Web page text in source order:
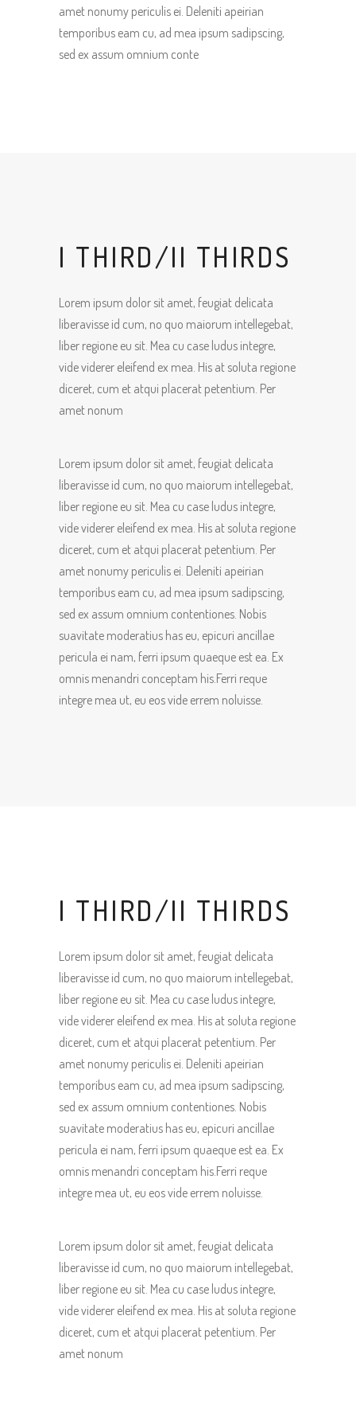
amet nonumy periculis ei. Deleniti apeirian
temporibus eam cu, ad mea ipsum sadipscing,
sed ex assum omnium conte
I THIRD/II THIRDS
Lorem ipsum dolor sit amet, feugiat delicata
liberavisse id cum, no quo maiorum intellegebat,
liber regione eu sit. Mea cu case ludus integre,
vide viderer eleifend ex mea. His at soluta regione
diceret, cum et atqui placerat petentium. Per
amet nonum
Lorem ipsum dolor sit amet, feugiat delicata
liberavisse id cum, no quo maiorum intellegebat,
liber regione eu sit. Mea cu case ludus integre,
vide viderer eleifend ex mea. His at soluta regione
diceret, cum et atqui placerat petentium. Per
amet nonumy periculis ei. Deleniti apeirian
temporibus eam cu, ad mea ipsum sadipscing,
sed ex assum omnium contentiones. Nobis
suavitate moderatius has eu, epicuri ancillae
pericula ei nam, ferri ipsum quaeque est ea. Ex
omnis menandri conceptam his.Ferri reque
integre mea ut, eu eos vide errem noluisse.
I THIRD/II THIRDS
Lorem ipsum dolor sit amet, feugiat delicata
liberavisse id cum, no quo maiorum intellegebat,
liber regione eu sit. Mea cu case ludus integre,
vide viderer eleifend ex mea. His at soluta regione
diceret, cum et atqui placerat petentium. Per
amet nonumy periculis ei. Deleniti apeirian
temporibus eam cu, ad mea ipsum sadipscing,
sed ex assum omnium contentiones. Nobis
suavitate moderatius has eu, epicuri ancillae
pericula ei nam, ferri ipsum quaeque est ea. Ex
omnis menandri conceptam his.Ferri reque
integre mea ut, eu eos vide errem noluisse.
Lorem ipsum dolor sit amet, feugiat delicata
liberavisse id cum, no quo maiorum intellegebat,
liber regione eu sit. Mea cu case ludus integre,
vide viderer eleifend ex mea. His at soluta regione
diceret, cum et atqui placerat petentium. Per
amet nonum